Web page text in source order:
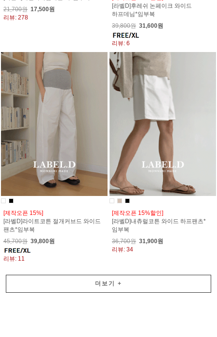
21,700원 17,500원
리뷰: 278
[라벨D]후레쉬 논페이크 와이드
하프데님*임부복
39,800원 31,600원
리뷰: 6
[제작오픈 15%]
[라벨D]라이트코튼 절개커브드 와이드
팬츠*임부복
45,700원 39,800원
리뷰: 11
[제작오픈 15%할인]
[라벨D]내츄럴코튼 와이드 하프팬츠*
임부복
36,700원 31,900원
리뷰: 34
더보기 +